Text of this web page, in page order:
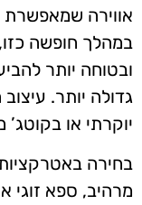
אווירה שמאפשרת
במהלך חופשה
ובטוחה יותר
גדולה יותר.
יוקרתי או
בחירה
מרהיב, ספא זוגי